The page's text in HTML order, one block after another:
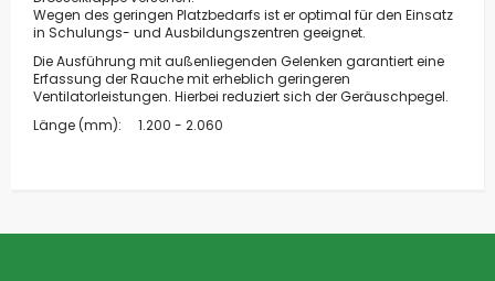
Wegen des geringen Platzbedarfs ist er optimal für den Einsatz
in Schulungs- und Ausbildungszentren geeignet.
Die Ausführung mit außenliegenden Gelenken garantiert eine
Erfassung der Rauche mit erheblich geringeren
Ventilatorleistungen. Hierbei reduziert sich der Geräuschpegel.
Länge (mm): 1.200 - 2.060